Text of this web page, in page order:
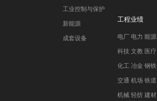
工业控制与保护
新能源
成套设备
工程业绩
电厂 电力 能源
科技 文教 医疗
化工 冶金 钢铁
交通 机场 铁道
机械 轻纺 建材